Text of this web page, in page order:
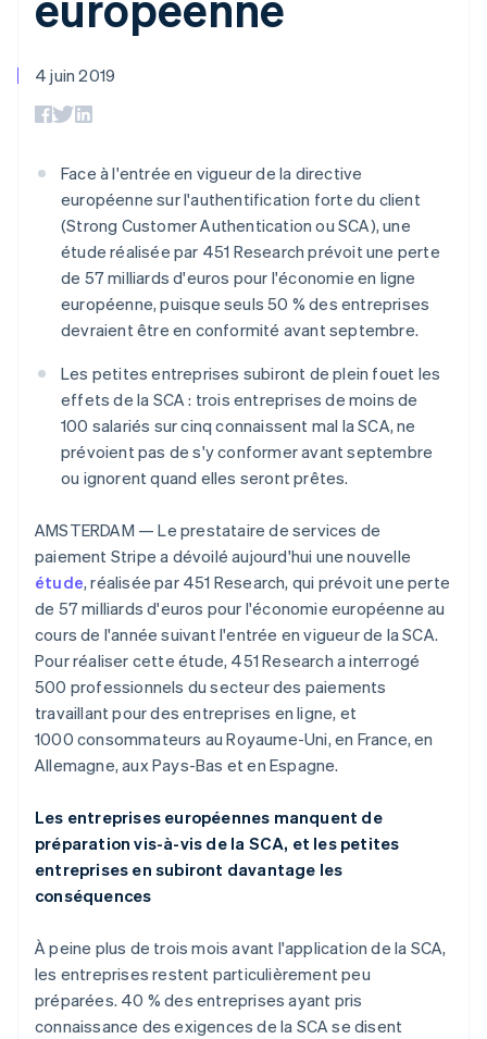
UI flexibles
Moyens de
de 125
Terminal
Paiements en
Authorization
Boost
Acceptation
optimisée
Link
accélérés
Financial
Connections
financiers
associés
Recognition
Comptabilité
des données
Plus
Product roadmap
Radar
Prévention de la fraude
Atlas
Constitution de start-up
Climate
Élimination du carbone
Identity
Vérification de l'identité
Stripe Sessions 2026
Découvrez comment Stripe construit l’infrastructure
Regarder la vidéo
l’application
Par secteur
Entreprises d'IA
Économie des
créateurs
Jeux
Hôtellerie, voyages et
loisirs
Médias et
divertissements
Organisations à but
non lucratif
Services aux
entreprises
Secteur public
Écosystème
Partenaires
Stripe App Marketplace
Gérer des
services avec des
agents
Ressources
Intégrations
Exemples de code
Blog des développeurs
État de l'API
Entreprise
Communiqués de
presse
Stripe Press
Contact
Contacter notre équipe
Devenir partenaire
4 juin 2019
Face à l'entrée en vigueur de la directive
européenne sur l'authentification forte du client
(Strong Customer Authentication ou SCA), une
étude réalisée par 451 Research prévoit une perte
de 57 milliards d'euros pour l'économie en ligne
européenne, puisque seuls 50 % des entreprises
devraient être en conformité avant septembre.
Les petites entreprises subiront de plein fouet les
effets de la SCA : trois entreprises de moins de
100 salariés sur cinq connaissent mal la SCA, ne
prévoient pas de s'y conformer avant septembre
ou ignorent quand elles seront prêtes.
AMSTERDAM — Le prestataire de services de
paiement Stripe a dévoilé aujourd'hui une nouvelle
étude, réalisée par 451 Research, qui prévoit une perte
de 57 milliards d'euros pour l'économie européenne au
cours de l'année suivant l'entrée en vigueur de la SCA.
Pour réaliser cette étude, 451 Research a interrogé
500 professionnels du secteur des paiements
travaillant pour des entreprises en ligne, et
1000 consommateurs au Royaume-Uni, en France, en
Allemagne, aux Pays-Bas et en Espagne.
Les entreprises européennes manquent de
préparation vis-à-vis de la SCA, et les petites
entreprises en subiront davantage les
conséquences
À peine plus de trois mois avant l'application de la SCA,
les entreprises restent particulièrement peu
préparées. 40 % des entreprises ayant pris
connaissance des exigences de la SCA se disent